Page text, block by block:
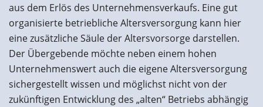
aus dem Erlös des Unternehmensverkaufs. Eine gut
organisierte betriebliche Altersversorgung kann hier
eine zusätzliche Säule der Altersvorsorge darstellen.
Der Übergebende möchte neben einem hohen
Unternehmenswert auch die eigene Altersversorgung
sichergestellt wissen und möglichst nicht von der
zukünftigen Entwicklung des „alten“ Betriebs abhängig